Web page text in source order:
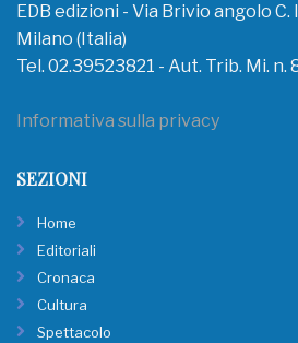
EDB edizioni - Via Brivio angolo
Milano (Italia)
Tel. 02.39523821 - Aut. Trib. Mi. n.
Informativa sulla privacy
SEZIONI
Home
Editoriali
Cronaca
Cultura
Spettacolo